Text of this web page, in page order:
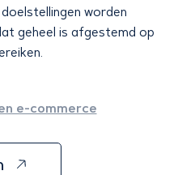
worden
geheel is afgestemd op
e-commerce